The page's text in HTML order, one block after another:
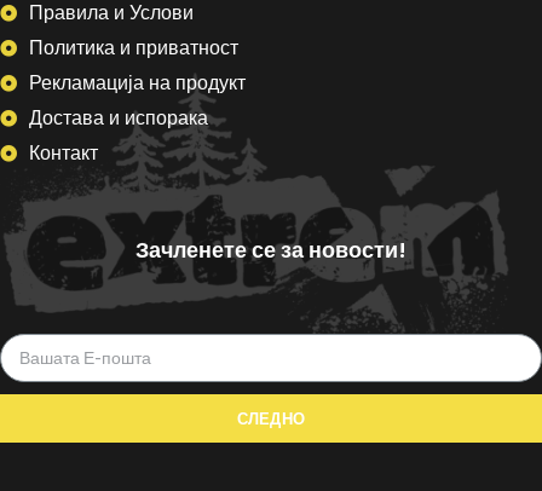
Правила и Услови
Политика и приватност
Рекламација на продукт
Достава и испорака
Контакт
Зачленете се за новости!